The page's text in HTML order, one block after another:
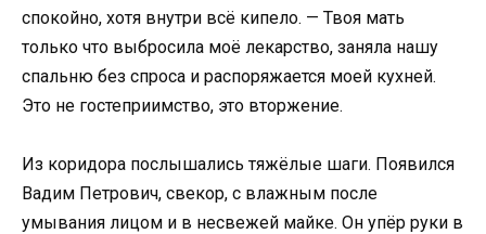
спокойно, хотя внутри всё кипело. — Твоя мать
только что выбросила моё лекарство, заняла нашу
спальню без спроса и распоряжается моей кухней.
Это не гостеприимство, это вторжение.
Из коридора послышались тяжёлые шаги. Появился
Вадим Петрович, свекор, с влажным после
умывания лицом и в несвежей майке. Он упёр руки в